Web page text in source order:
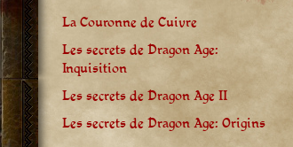
La Couronne de Cuivre
Les secrets de Dragon Age:
Inquisition
Les secrets de Dragon Age II
Les secrets de Dragon Age: Origins